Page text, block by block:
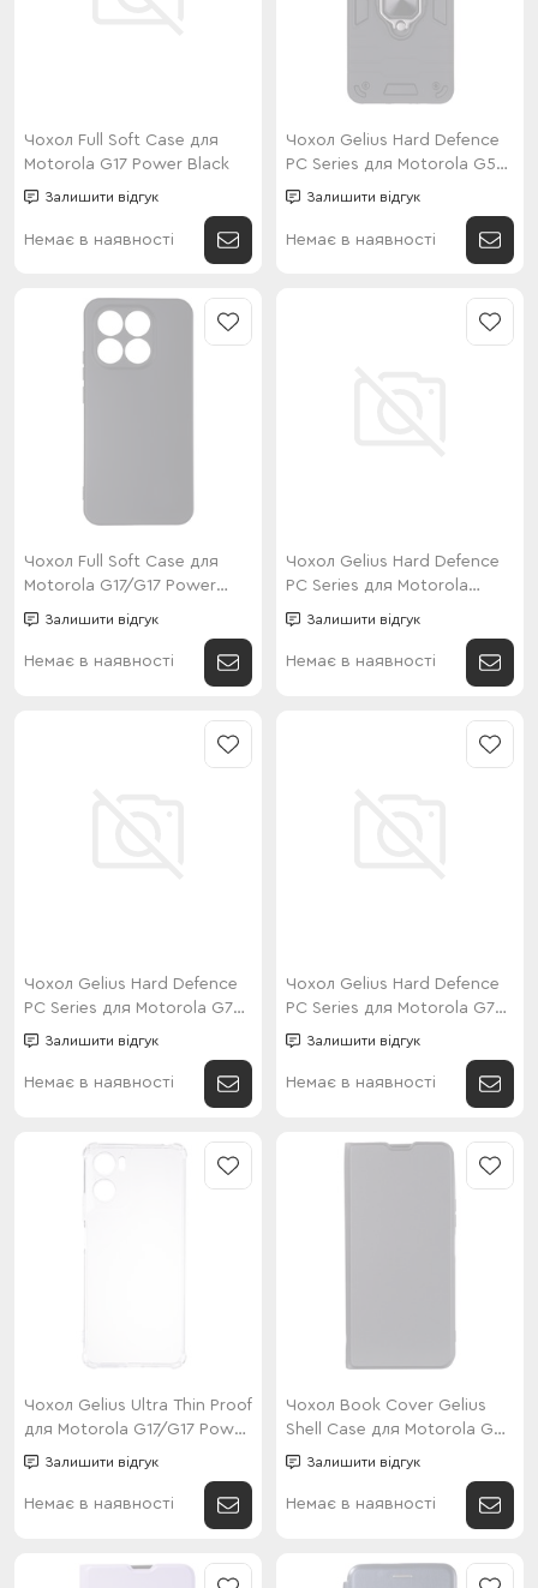
Чохол Full Soft Case для
Motorola G17 Power Black
Залишити відгук
Немає в наявності
Чохол Gelius Hard Defence
PC Series для Motorola G57
Power Black
Залишити відгук
Немає в наявності
Чохол Full Soft Case для
Motorola G17/G17 Power
Black
Залишити відгук
Немає в наявності
Чохол Gelius Hard Defence
PC Series для Motorola
G15/G15 Power/G17/G17
Залишити відгук
Немає в наявності
Чохол Gelius Hard Defence
PC Series для Motorola G77
Green
Залишити відгук
Немає в наявності
Чохол Gelius Hard Defence
PC Series для Motorola G77
Black
Залишити відгук
Немає в наявності
Чохол Gelius Ultra Thin Proof
для Motorola G17/G17 Power
Transparent
Залишити відгук
Немає в наявності
Чохол Book Cover Gelius
Shell Case для Motorola G
Stylus 5G 2026/G Stylus 5G
Залишити відгук
Немає в наявності